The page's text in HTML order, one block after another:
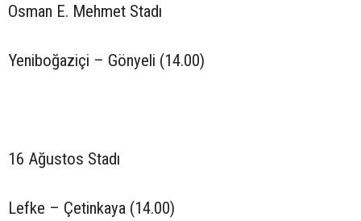
Osman E. Mehmet Stadı
Yeniboğaziçi – Gönyeli (14.00)
16 Ağustos Stadı
Lefke – Çetinkaya (14.00)